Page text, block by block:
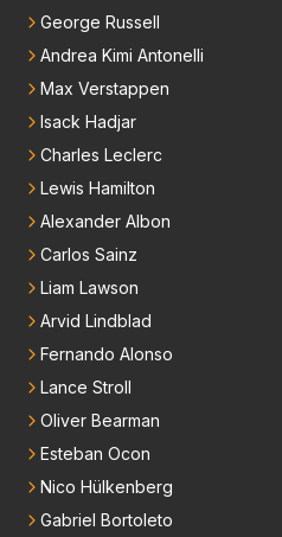
George Russell
Andrea Kimi Antonelli
Max Verstappen
Isack Hadjar
Charles Leclerc
Lewis Hamilton
Alexander Albon
Carlos Sainz
Liam Lawson
Arvid Lindblad
Fernando Alonso
Lance Stroll
Oliver Bearman
Esteban Ocon
Nico Hülkenberg
Gabriel Bortoleto